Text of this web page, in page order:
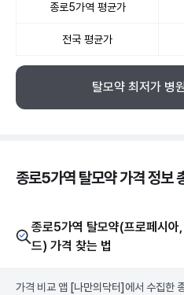
종로5가역 평균가
전국 평균가
탈모약 최저가 병
종로5가역 탈모약 가격 정보
종로5가역 탈모약(프로페시아
드) 가격 찾는 법
가격 비교 앱 [나만의닥터] 에서 수집한